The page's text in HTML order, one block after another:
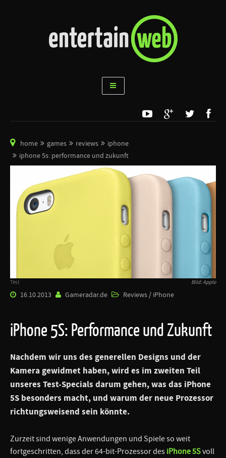
home games reviews
iphone
iphone 5s: performance und zukunft
Test Bild: Apple
16.10.2013 Gameradar.de Reviews / iPhone
iPhone 5S: Performance und Zukunft
Nachdem wir uns des generellen Designs und der
Kamera gewidmet haben, wird es im zweiten Teil
unseres Test-Specials darum gehen, was das iPhone
5S besonders macht, und warum der neue Prozessor
richtungsweisend sein könnte.
Zurzeit sind wenige Anwendungen und Spiele so weit
fortgeschritten, dass der 64-bit-Prozessor des iPhone 5Svoll